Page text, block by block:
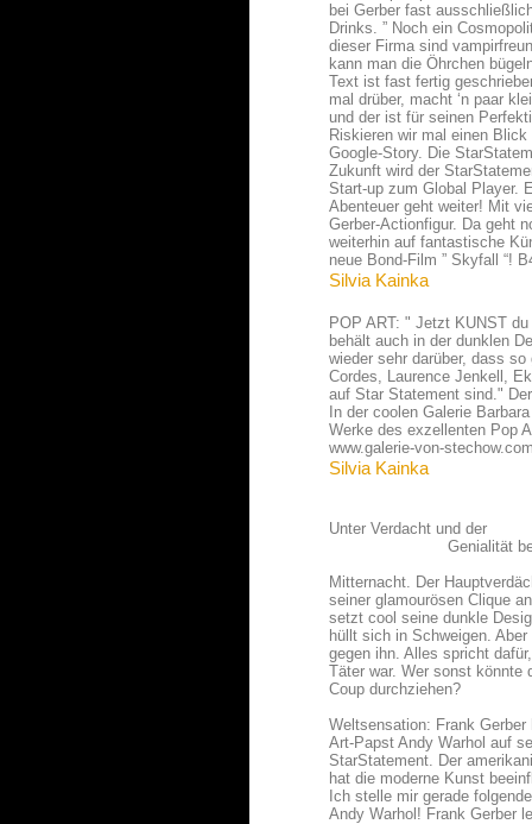
Silvia Kainka
POP ART: " Jetzt KUNST
behält auch in der dunklen
wieder sehr darüber, dass
Cordes, Laurence Jenkell,
auf Star Statement sind."
In der coolen Galerie
Werke des exzellenten Pop
www.galerie-von-
Silvia Kainka
Unter Verdacht und der
Genialität
Mitternacht. Der
seiner glamourösen Clique
setzt cool seine dunkle
hüllt sich in Schweigen.
gegen ihn. Alles spricht
Täter war. Wer sonst könnte
Coup durchziehen?
Weltsensation: Frank
Art-Papst Andy Warhol auf
StarStatement. Der
hat die moderne Kunst
Ich stelle mir gerade
Andy Warhol! Frank Gerber